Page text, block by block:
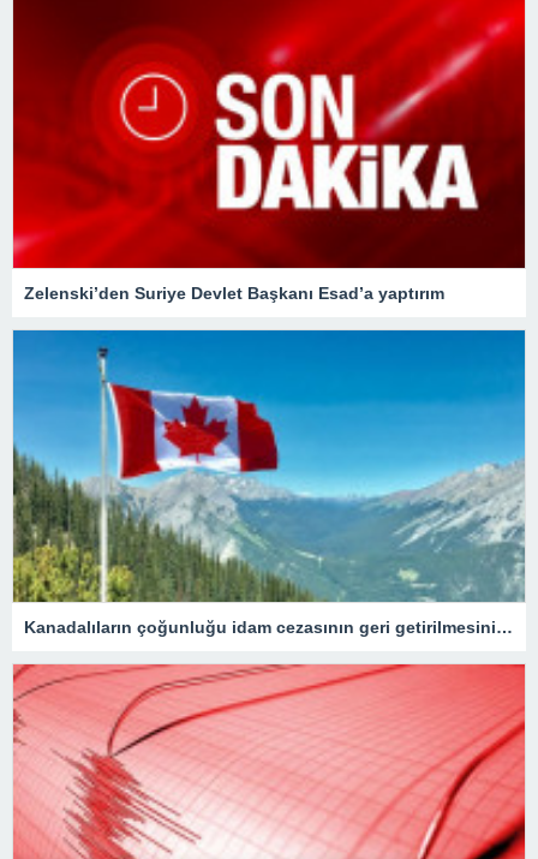
Zelenski’den Suriye Devlet Başkanı Esad’a yaptırım
Kanadalıların çoğunluğu idam cezasının geri getirilmesini onaylıyor